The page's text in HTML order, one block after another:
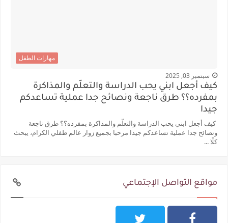
مهارات الطفل
سبتمبر 03, 2025
كيف أجعل ابني يحب الدراسة والتعلّم والمذاكرة
بمفرده؟؟ طرق ناجعة ونصائح جدا عملية تساعدكم
جيدا
كيف أجعل ابني يحب الدراسة والتعلّم والمذاكرة بمفرده؟؟ طرق ناجعة
ونصائح جدا عملية تساعدكم جيدا مرحبا بجميع زوار عالم طفلي الكرام، يبحث
كلًا ...
مواقع التواصل الإجتماعي